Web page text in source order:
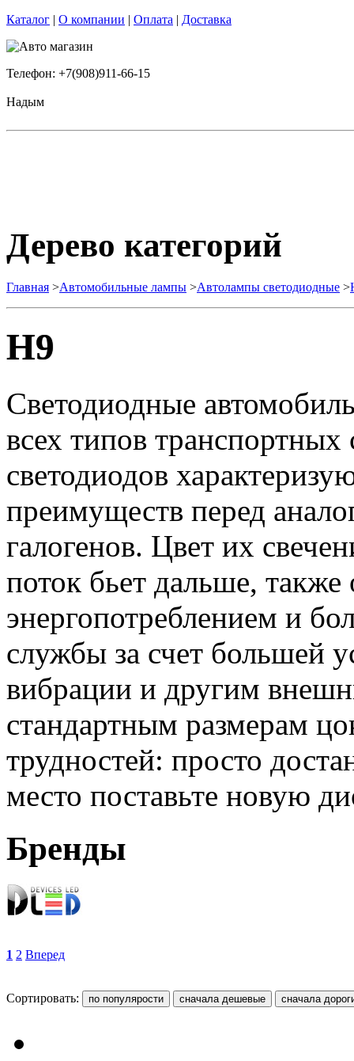
Каталог | О компании | Оплата | Доставка
Телефон: +7(908)911-66-15
Надым
Дерево категорий
Главная >Автомобильные лампы >Автолампы светодиодные >
H9
Светодиодные
всех типов
светодиодов
преимуществ перед
галогенов. Цвет их
поток бьет дальше,
энергопотреблением и
службы за счет большей
вибрации и другим
стандартным размерам
трудностей: просто
место поставьте новую
Бренды
1 2 Вперед
Сортировать: